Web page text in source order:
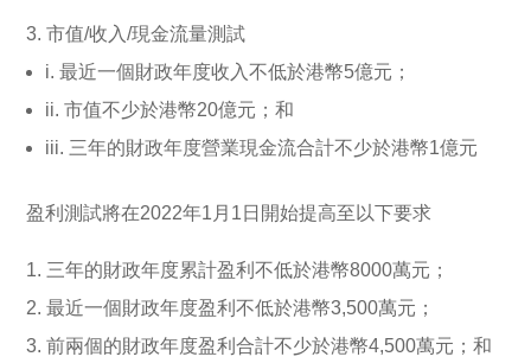
3. 市值/收入/現金流量測試
i. 最近一個財政年度收入不低於港幣5億元；
ii. 市值不少於港幣20億元；和
iii. 三年的財政年度營業現金流合計不少於港幣1億元
盈利測試將在2022年1月1日開始提高至以下要求
三年的財政年度累計盈利不低於港幣8000萬元；
最近一個財政年度盈利不低於港幣3,500萬元；
前兩個的財政年度盈利合計不少於港幣4,500萬元；和